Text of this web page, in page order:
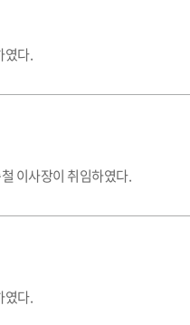
였다.
이사장이 취임하였다.
였다.